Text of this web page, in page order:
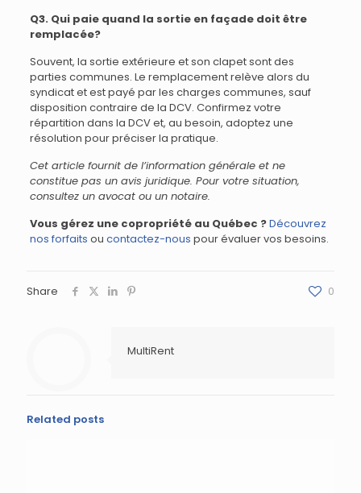
Q3. Qui paie quand la sortie en façade doit être
remplacée?
Souvent, la sortie extérieure et son clapet sont des
parties communes. Le remplacement relève alors du
syndicat et est payé par les charges communes, sauf
disposition contraire de la DCV. Confirmez votre
répartition dans la DCV et, au besoin, adoptez une
résolution pour préciser la pratique.
Cet article fournit de l’information générale et ne
constitue pas un avis juridique. Pour votre situation,
consultez un avocat ou un notaire.
Vous gérez une copropriété au Québec ?Découvrez
nos forfaits ou contactez-nous pour évaluer vos besoins.
Share 0
MultiRent
Related posts